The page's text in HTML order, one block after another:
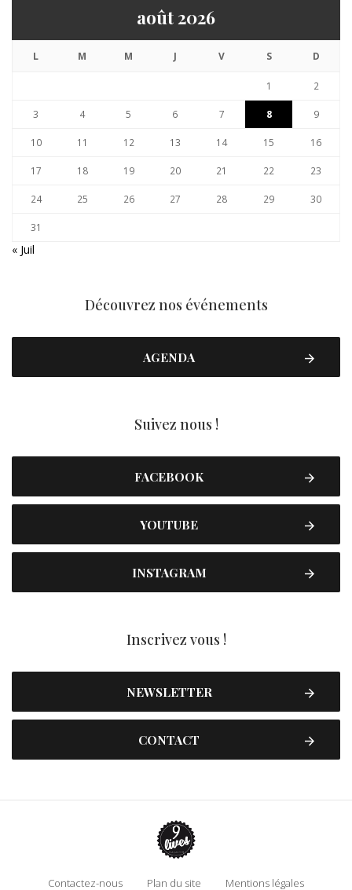
août 2026
L M M J V S D
1 2
3 4 5 6 7 8 9
10 11 12 13 14 15 16
17 18 19 20 21 22 23
24 25 26 27 28 29 30
31
« Juil
Découvrez nos événements
AGENDA
Suivez nous !
FACEBOOK
YOUTUBE
INSTAGRAM
Inscrivez vous !
NEWSLETTER
CONTACT
Contactez-nous Plan du site Mentions légales